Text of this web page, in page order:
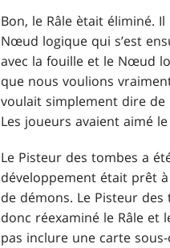
Bon, le Râle ètait éliminé.
Nœud logique qui s’est
avec la fouille et le Nœud
que nous voulions
voulait simplement dire
Les joueurs avaient aimé
Le Pisteur des tombes a
développement était prêt
de démons. Le Pisteur
donc réexaminé le Râle et
pas inclure une carte